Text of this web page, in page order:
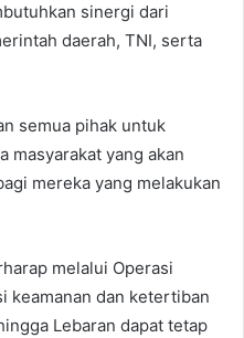
sinergi dari
daerah, TNI, serta
semua pihak untuk
masyarakat yang akan
mereka yang melakukan
melalui Operasi
keamanan dan ketertiban
Lebaran dapat tetap